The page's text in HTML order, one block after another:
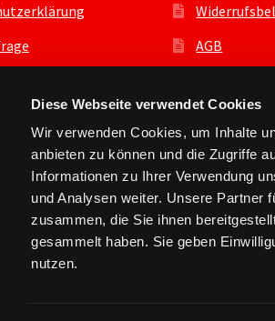
Diese Webseite verwendet Cookies
Wir verwenden Cookies, um Inhalte
anbieten zu können und die Zugriffe
Informationen zu Ihrer Verwendung
und Analysen weiter. Unsere Partner
zusammen, die Sie ihnen
gesammelt haben. Sie geben
nutzen.
AGB
kaufen - premium-accounts.xyz
Erstellt mit WooCommerce